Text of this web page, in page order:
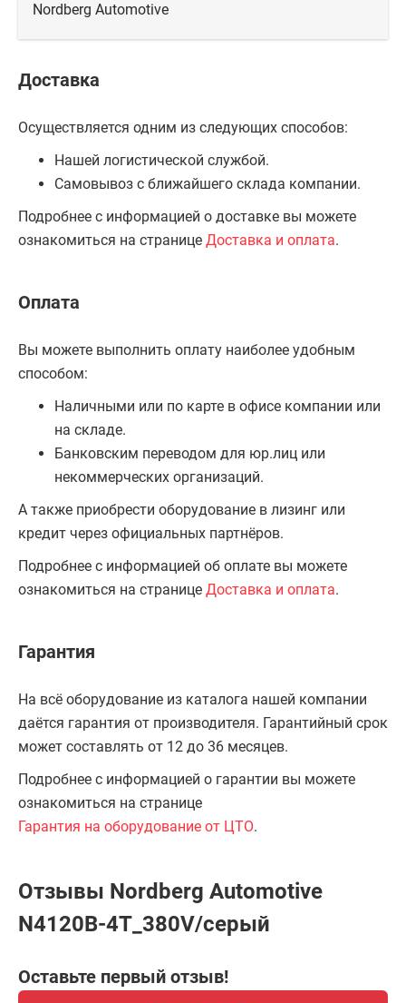
Nordberg Automotive
Доставка
Осуществляется одним из следующих способов:
Нашей логистической службой.
Самовывоз с ближайшего склада компании.
Подробнее с информацией о доставке вы можете
ознакомиться на странице Доставка и оплата.
Оплата
Вы можете выполнить оплату наиболее удобным
способом:
Наличными или по карте в офисе компании или
на складе.
Банковским переводом для юр.лиц или
некоммерческих организаций.
А также приобрести оборудование в лизинг или
кредит через официальных партнёров.
Подробнее с информацией об оплате вы можете
ознакомиться на странице Доставка и оплата.
Гарантия
На всё оборудование из каталога нашей компании
даётся гарантия от производителя. Гарантийный срок
может составлять от 12 до 36 месяцев.
Подробнее с информацией о гарантии вы можете
ознакомиться на странице
Гарантия на оборудование от ЦТО.
Отзывы Nordberg Automotive
N4120B-4T_380V/серый
Оставьте первый отзыв!